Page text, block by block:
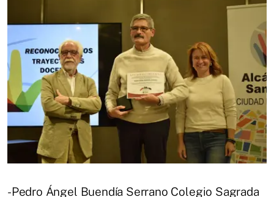
-Pedro Ángel Buendía Serrano Colegio Sagrada